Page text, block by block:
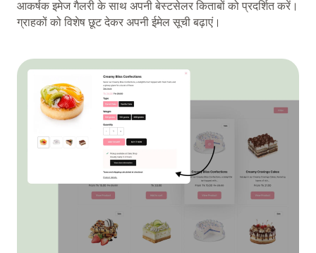
आकर्षक इमेज गैलरी के साथ अपनी बेस्टसेलर किताबों को प्रदर्शित करें।
ग्राहकों को विशेष छूट देकर अपनी ईमेल सूची बढ़ाएं।